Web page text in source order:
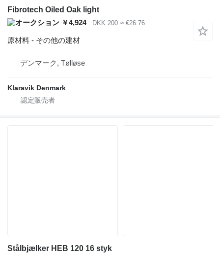
Fibrotech Oiled Oak light
￥4,924
DKK 200 ≈ €26.76
原材料 - その他の建材
デンマーク, Tølløse
Klaravik Denmark
Stålbjælker HEB 120 16 styk